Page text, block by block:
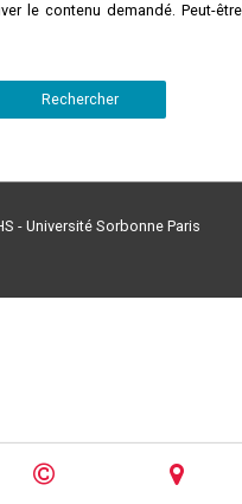
le contenu demandé. Peut-être
- Université Sorbonne Paris